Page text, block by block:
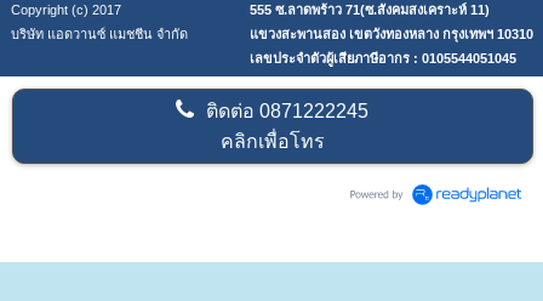
Copyright (c) 2017
555 ซ.ลาดพร้าว 71(ซ.สังคมสงเคราะห์ 11)
บริษัท แอดวานซ์ แมชชีน จำกัด
แขวงสะพานสอง เขตวังทองหลาง กรุงเทพฯ 10310
เลขประจำตัวผู้เสียภาษีอากร : 0105544051045
ติดต่อ0871222245
คลิกเพื่อโทร